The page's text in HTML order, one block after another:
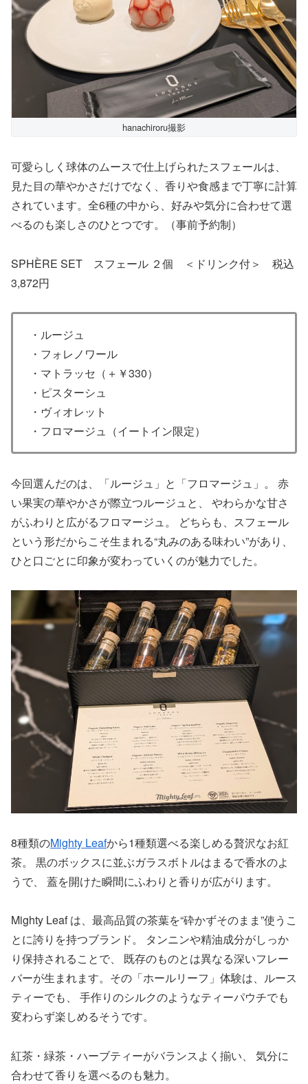
hanachiroru撮影
可愛らしく球体のムースで仕上げられたスフェールは、
見た目の華やかさだけでなく、香りや食感まで丁寧に計算
されています。全6種の中から、好みや気分に合わせて選
べるのも楽しさのひとつです。（事前予約制）
SPHÈRE SET スフェール ２個 ＜ドリンク付＞ 税込
3,872円
・ルージュ
・フォレノワール
・マトラッセ（＋￥330）
・ピスターシュ
・ヴィオレット
・フロマージュ（イートイン限定）
今回選んだのは、「ルージュ」と「フロマージュ」。 赤
い果実の華やかさが際立つルージュと、 やわらかな甘さ
がふわりと広がるフロマージュ。 どちらも、スフェール
という形だからこそ生まれる“丸みのある味わい”があり、
ひと口ごとに印象が変わっていくのが魅力でした。
8種類のMighty Leafから1種類選べる楽しめる贅沢なお紅
茶。 黒のボックスに並ぶガラスボトルはまるで香水のよ
うで、 蓋を開けた瞬間にふわりと香りが広がります。
Mighty Leaf は、最高品質の茶葉を“砕かずそのまま”使うこ
とに誇りを持つブランド。 タンニンや精油成分がしっか
り保持されることで、 既存のものとは異なる深いフレー
バーが生まれます。その「ホールリーフ」体験は、ルース
ティーでも、 手作りのシルクのようなティーパウチでも
変わらず楽しめるそうです。
紅茶・緑茶・ハーブティーがバランスよく揃い、 気分に
合わせて香りを選べるのも魅力。